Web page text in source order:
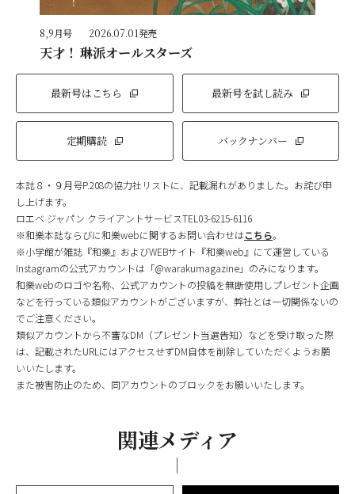
8,9月号 2026.07.01発売
天才！ 琳派オールスターズ
最新号はこちら 最新号を試し読み
定期購読 バックナンバー
本誌８・９月号P.208の協力社リストに、記載漏れがありました。お詫び申
し上げます。
ロエベ ジャパン クライアントサービスTEL03-6215-6116
※和樂本誌ならびに和樂webに関するお問い合わせはこちら。
※小学館が雑誌『和樂』およびWEBサイト『和樂web』にて運営している
Instagramの公式アカウントは「@warakumagazine」のみになります。
和樂webのロゴや名称、公式アカウントの投稿を無断使用しプレゼント企画
などを行っている類似アカウントがございますが、弊社とは一切関係ないの
でご注意ください。
類似アカウントから不審なDM（プレゼント当選告知）などを受け取った際
は、記載されたURLにはアクセスせずDM自体を削除していただくようお願
いいたします。
また被害防止のため、同アカウントのブロックをお願いいたします。
関連メディア